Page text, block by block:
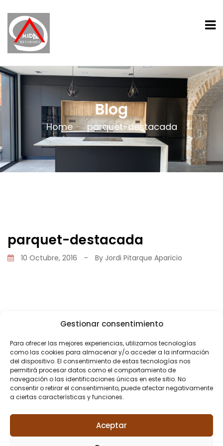
Gestionar consentimiento
Para ofrecer las mejores experiencias, utilizamos tecnologías
como las cookies para almacenar y/o acceder a la información
del dispositivo. El consentimiento de estas tecnologías nos
permitirá procesar datos como el comportamiento de
navegación o las identificaciones únicas en este sitio. No
consentir o retirar el consentimiento, puede afectar negativamente
a ciertas características y funciones.
Aceptar
Blog
Home parquet-destacada
parquet-destacada
10 Octubre, 2016 - By Jordi Pitarque Aparicio
PREVIOUS POST
Tipos de suelos: parquets, laminados y tarimas